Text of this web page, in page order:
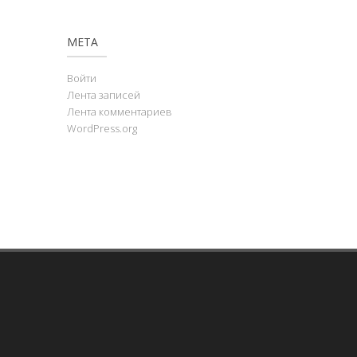
МЕТА
Войти
Лента записей
Лента комментариев
WordPress.org